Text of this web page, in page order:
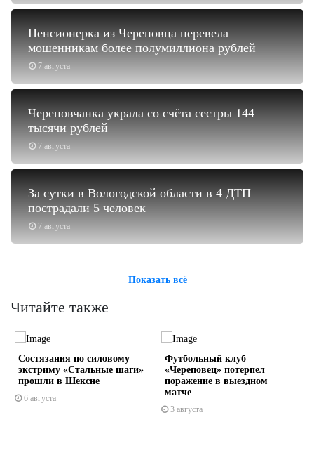
7 августа
Пенсионерка из Череповца перевела
мошенникам более полумиллиона рублей
7 августа
Череповчанка украла со счёта сестры 144
тысячи рублей
7 августа
За сутки в Вологодской области в 4 ДТП
пострадали 5 человек
Показать всё
Читайте также
Состязания по силовому
экстриму «Стальные шаги»
прошли в Шексне
6 августа
Футбольный клуб
«Череповец» потерпел
поражение в выездном
матче
3 августа